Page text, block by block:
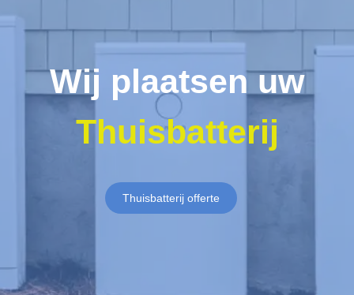
Wij plaatsen uw
Thuisbatterij
Thuisbatterij offerte